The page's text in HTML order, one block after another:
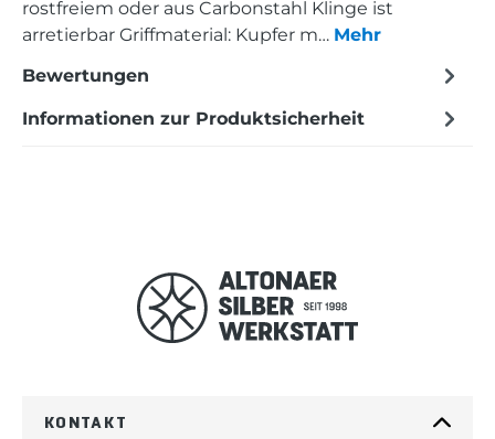
rostfreiem oder aus Carbonstahl Klinge ist
arretierbar Griffmaterial: Kupfer m… Mehr
Bewertungen
Informationen zur Produktsicherheit
KONTAKT